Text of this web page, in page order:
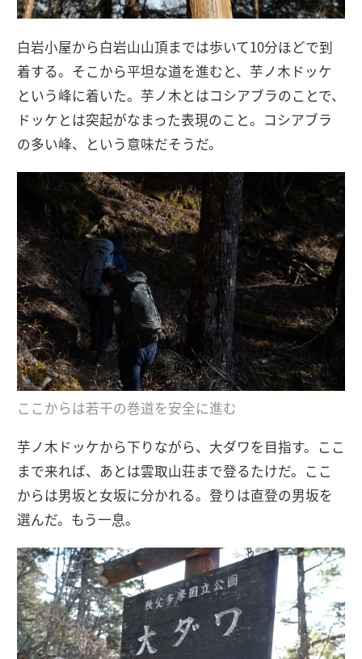
白岩小屋から白岩山山頂までは歩いて10分ほどで到
着する。そこから平坦な道を進むと、芋ノ木ドッケ
という峰に着いた。芋ノ木とはコシアブラのことで、
ドッケとは突起がなまった表現のこと。コシアブラ
の多い峰、という意味だそうだ。
ここからは若干の巻道を安全に進む
芋ノ木ドッケから下りながら、大ダワを目指す。ここ
まで来れば、あとは雲取山荘まで登るたけだ。ここ
からは男坂と女坂に分かれる。登りは直登の男坂を
選んだ。もう一息。